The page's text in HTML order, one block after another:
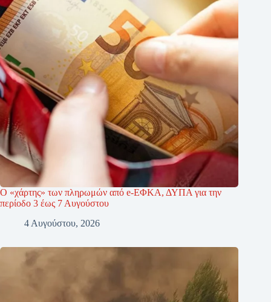
Ο «χάρτης» των πληρωμών από e-ΕΦΚΑ, ΔΥΠΑ για την
περίοδο 3 έως 7 Αυγούστου
4 Αυγούστου, 2026